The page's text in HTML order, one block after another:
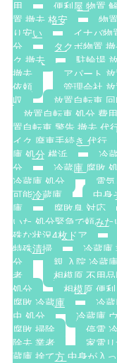
用
便利屋 物置
置 撤去 格安
物
り安い
イナバ物
分
タクボ物置
ク 撤去
駐輪場
撤去
アパート
依頼
管理会社
収
放置自転車
放置自転車 処分 費
置自転車 警告 撤去 代
イク 廃車手続き 代行
庫 処分 横浜
冷
分
冷蔵庫 腐敗
冷蔵庫 処分
電
可能冷蔵庫
中身
庫
腐敗臭 対応
いた 処分緊急で頼みた
殊な状況4枚ドア
特殊清掃
冷蔵庫
分
親 入院 冷蔵
者
相模原 不用
処分
相模原 便
腐敗 冷蔵庫
冷
虫 処分
冷蔵庫
腐敗 掃除
停電
除去 業者
家電
蔵庫 捨て方 中身が入